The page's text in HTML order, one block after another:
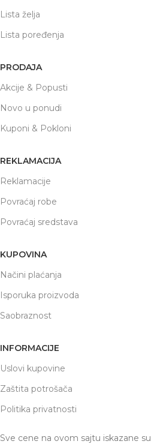
Lista želja
Lista poređenja
PRODAJA
Akcije & Popusti
Novo u ponudi
Kuponi & Pokloni
REKLAMACIJA
Reklamacije
Povraćaj robe
Povraćaj sredstava
KUPOVINA
Načini plaćanja
Isporuka proizvoda
Saobraznost
INFORMACIJE
Uslovi kupovine
Zaštita potrošača
Politika privatnosti
Sve cene na ovom sajtu iskazane